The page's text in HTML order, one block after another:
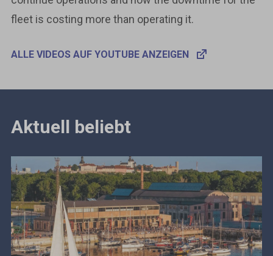
fleet is costing more than operating it.
ALLE VIDEOS AUF YOUTUBE ANZEIGEN
Aktuell beliebt